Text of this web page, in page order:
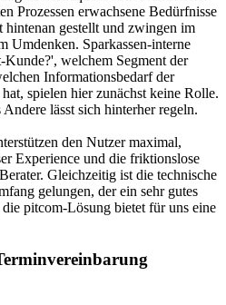
Prozessen erwachsene Bedürfnisse
hintenan gestellt und zwingen im
Umdenken. Sparkassen-interne
welchem Segment der
Informationsbedarf der
spielen hier zunächst keine Rolle.
lässt sich hinterher regeln.
den Nutzer maximal,
Experience und die friktionslose
Gleichzeitig ist die technische
gelungen, der ein sehr gutes
pitcom-Lösung bietet für uns eine